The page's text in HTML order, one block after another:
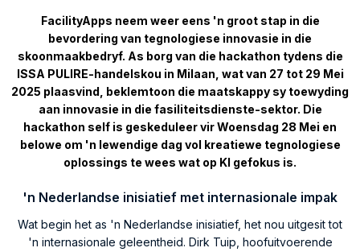
FacilityApps neem weer eens 'n groot stap in die
bevordering van tegnologiese innovasie in die
skoonmaakbedryf. As borg van die hackathon tydens die
ISSA PULIRE-handelskou in Milaan, wat van 27 tot 29 Mei
2025 plaasvind, beklemtoon die maatskappy sy toewyding
aan innovasie in die fasiliteitsdienste-sektor. Die
hackathon self is geskeduleer vir Woensdag 28 Mei en
belowe om 'n lewendige dag vol kreatiewe tegnologiese
oplossings te wees wat op KI gefokus is.
'n Nederlandse inisiatief met internasionale impak
Wat begin het as 'n Nederlandse inisiatief, het nou uitgesit tot
'n internasionale geleentheid. Dirk Tuip, hoofuitvoerende